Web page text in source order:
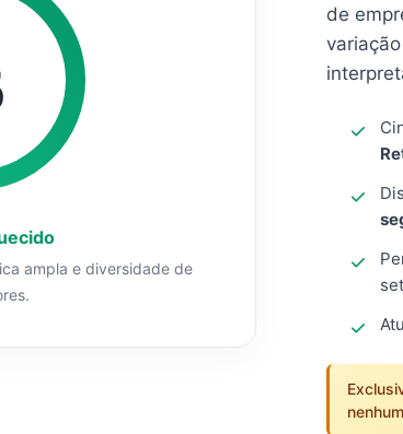
de
ampla e diversidade de